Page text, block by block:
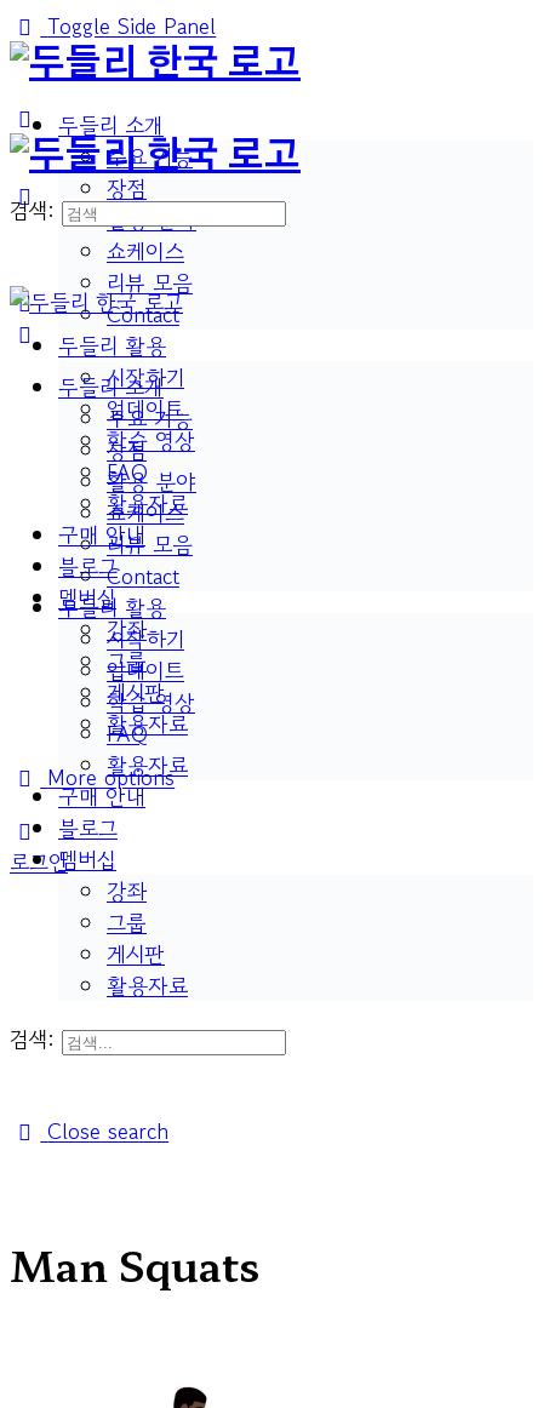
Toggle Side Panel
두들리 소개
주요 기능
장점
활용 분야
쇼케이스
리뷰 모음
Contact
두들리 활용
시작하기
업데이트
학습 영상
FAQ
활용자료
구매 안내
블로그
멤버십
강좌
그룹
게시판
활용자료
More options
로그인
검색:
두들리 소개
주요 기능
장점
활용 분야
쇼케이스
리뷰 모음
Contact
두들리 활용
시작하기
업데이트
학습 영상
FAQ
활용자료
구매 안내
블로그
멤버십
강좌
그룹
게시판
활용자료
검색:
Close search
Man Squats